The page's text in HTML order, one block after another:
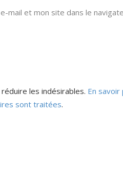
mail et mon site dans le
les indésirables. En
sont traitées.